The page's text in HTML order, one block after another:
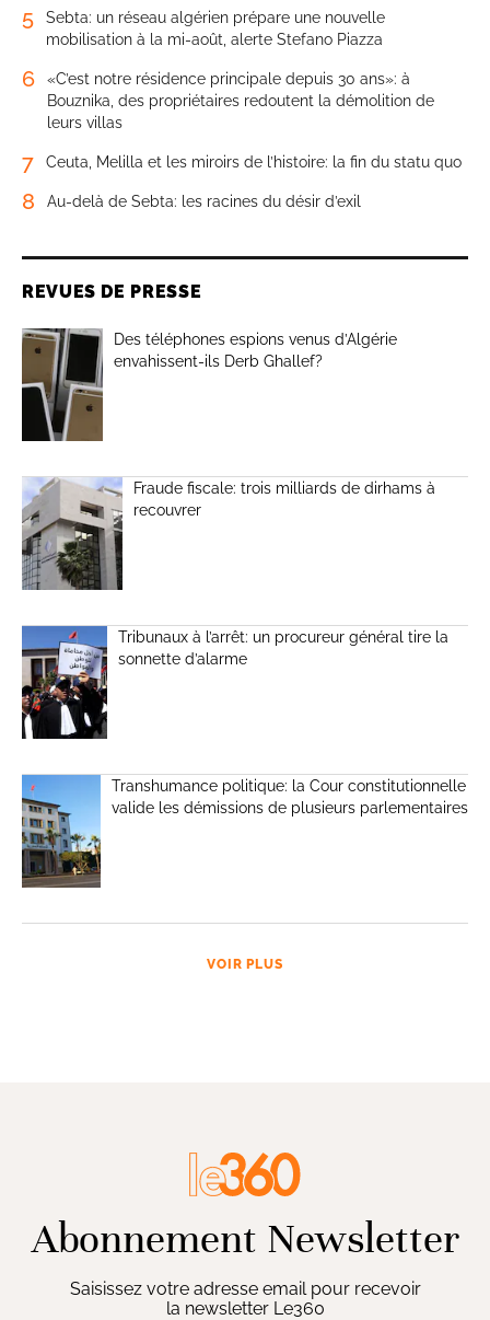
5
Sebta: un réseau algérien prépare une nouvelle
mobilisation à la mi-août, alerte Stefano Piazza
6
«C’est notre résidence principale depuis 30 ans»: à
Bouznika, des propriétaires redoutent la démolition de
leurs villas
7 Ceuta, Melilla et les miroirs de l’histoire: la fin du statu quo
8 Au-delà de Sebta: les racines du désir d’exil
REVUES DE PRESSE
Des téléphones espions venus d’Algérie
envahissent-ils Derb Ghallef?
Fraude fiscale: trois milliards de dirhams à
recouvrer
Tribunaux à l’arrêt: un procureur général tire la
sonnette d’alarme
Transhumance politique: la Cour constitutionnelle
valide les démissions de plusieurs parlementaires
VOIR PLUS
Abonnement Newsletter
Saisissez votre adresse email pour recevoir
la newsletter Le360